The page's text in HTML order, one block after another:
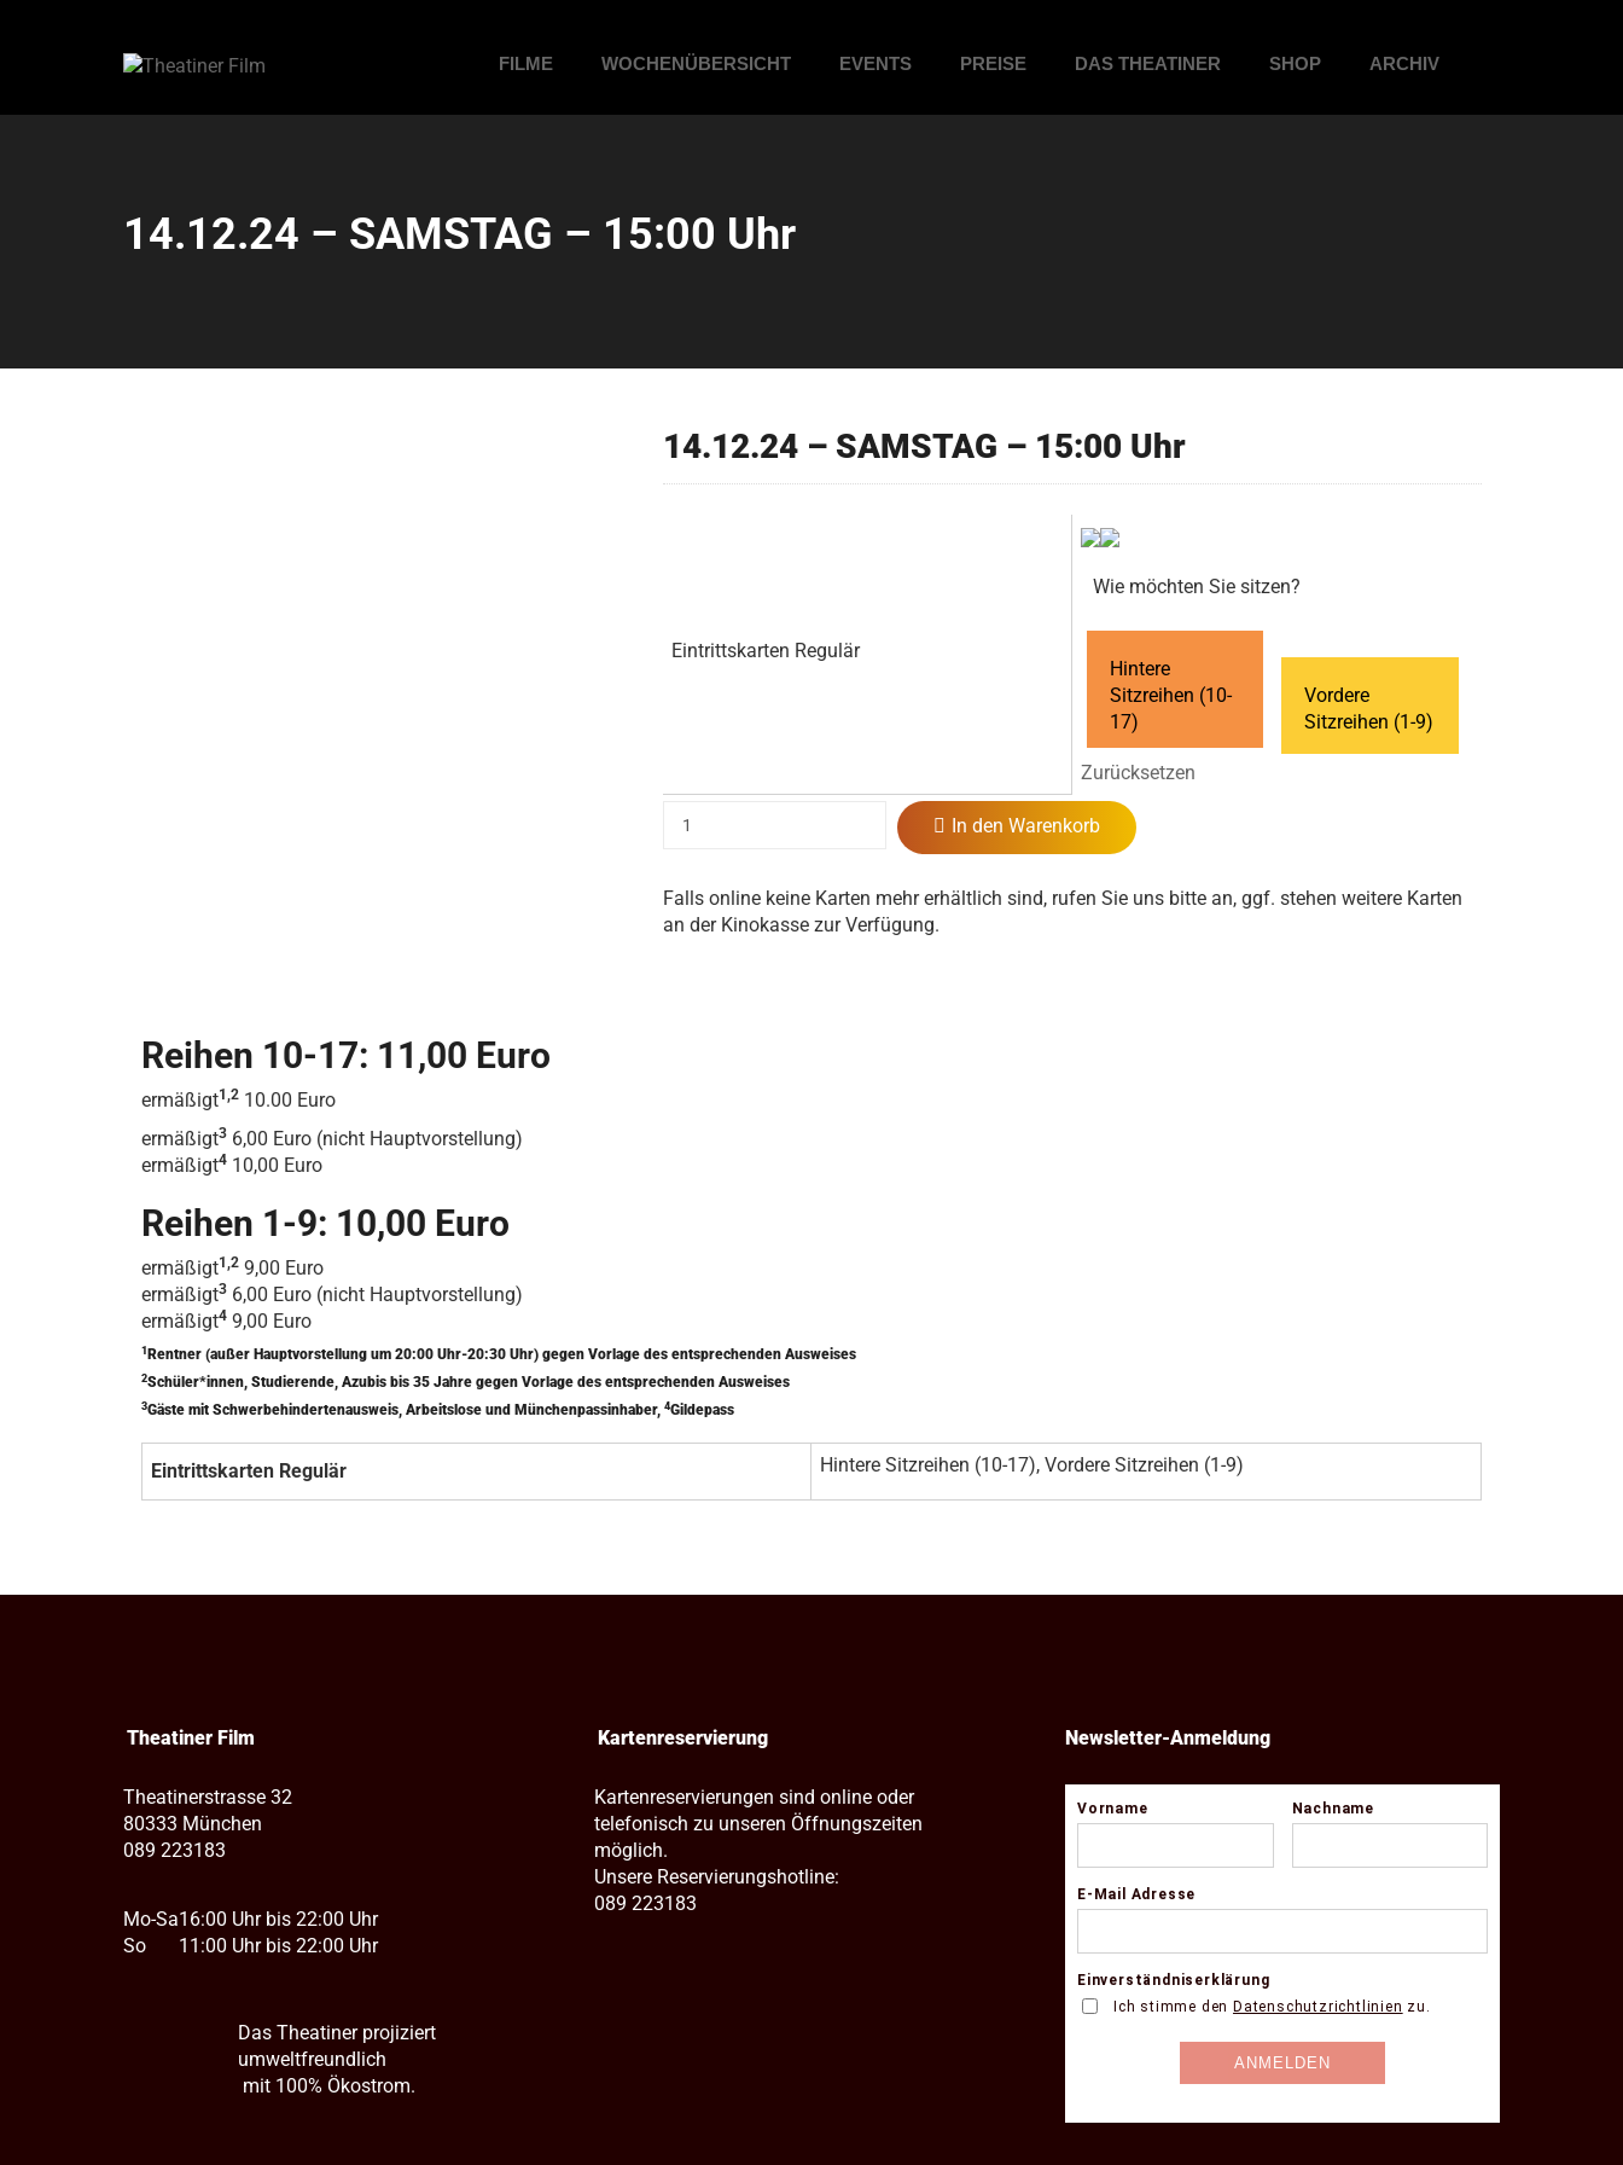
FILME WOCHENÜBERSICHT EVENTS PREISE DAS THEATINER SHOP ARCHIV
14.12.24 – SAMSTAG – 15:00 Uhr
14.12.24 – SAMSTAG – 15:00 Uhr
Eintrittskarten Regulär
Wie möchten Sie sitzen?
Hintere
Sitzreihen (10-
17)
Vordere
Sitzreihen (1-9)
Zurücksetzen
In den Warenkorb
Falls online keine Karten mehr erhältlich sind, rufen Sie uns bitte an, ggf. stehen weitere Karten
an der Kinokasse zur Verfügung.
Reihen 10-17: 11,00 Euro
ermäßigt1,2 10.00 Euro
ermäßigt3 6,00 Euro (nicht Hauptvorstellung)
ermäßigt4 10,00 Euro
Reihen 1-9: 10,00 Euro
ermäßigt1,2 9,00 Euro
ermäßigt3 6,00 Euro (nicht Hauptvorstellung)
ermäßigt4 9,00 Euro
1 Rentner (außer Hauptvorstellung um 20:00 Uhr-20:30 Uhr) gegen Vorlage des entsprechenden Ausweises
2Schüler*innen, Studierende, Azubis bis 35 Jahre gegen Vorlage des entsprechenden Ausweises
3Gäste mit Schwerbehindertenausweis, Arbeitslose und Münchenpassinhaber, 4Gildepass
Eintrittskarten Regulär Hintere Sitzreihen (10-17), Vordere Sitzreihen (1-9)
Theatiner Film
Theatinerstrasse 32
80333 München
089 223183
Mo-Sa
So
16:00 Uhr bis 22:00 Uhr
11:00 Uhr bis 22:00 Uhr
Das Theatiner projiziert
umweltfreundlich
mit 100% Ökostrom.
Kartenreservierung
Kartenreservierungen sind online oder
telefonisch zu unseren Öffnungszeiten
möglich.
Unsere Reservierungshotline:
089 223183
Newsletter-Anmeldung